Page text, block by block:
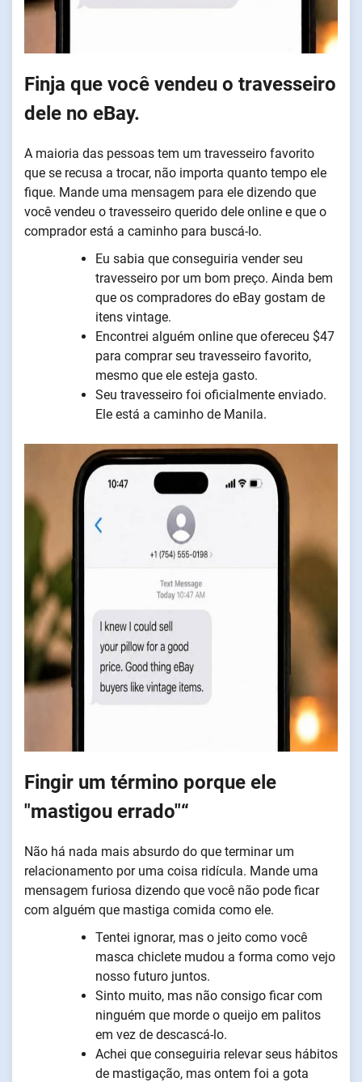
Finja que você vendeu o travesseiro
dele no eBay.
A maioria das pessoas tem um travesseiro favorito
que se recusa a trocar, não importa quanto tempo ele
fique. Mande uma mensagem para ele dizendo que
você vendeu o travesseiro querido dele online e que o
comprador está a caminho para buscá-lo.
Eu sabia que conseguiria vender seu
travesseiro por um bom preço. Ainda bem
que os compradores do eBay gostam de
itens vintage.
Encontrei alguém online que ofereceu $47
para comprar seu travesseiro favorito,
mesmo que ele esteja gasto.
Seu travesseiro foi oficialmente enviado.
Ele está a caminho de Manila.
Fingir um término porque ele
"mastigou errado"“
Não há nada mais absurdo do que terminar um
relacionamento por uma coisa ridícula. Mande uma
mensagem furiosa dizendo que você não pode ficar
com alguém que mastiga comida como ele.
Tentei ignorar, mas o jeito como você
masca chiclete mudou a forma como vejo
nosso futuro juntos.
Sinto muito, mas não consigo ficar com
ninguém que morde o queijo em palitos
em vez de descascá-lo.
Achei que conseguiria relevar seus hábitos
de mastigação, mas ontem foi a gota